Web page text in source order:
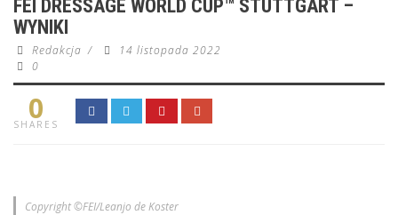
FEI DRESSAGE WORLD CUP™ STUTTGART –
WYNIKI
Redakcja /
14 listopada 2022
0
0
SHARES
Copyright ©FEI/Leanjo de Koster